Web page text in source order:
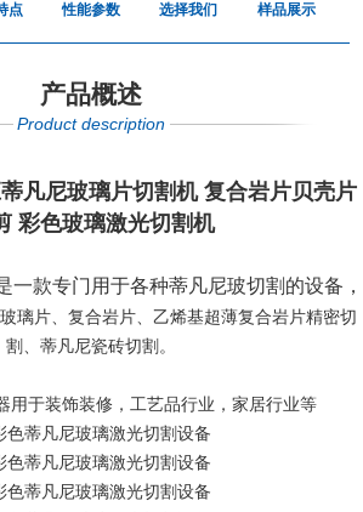
点 性能参数 选择我们 样品展示
产品概述
Product description
凡尼玻璃片切割机 复合岩片贝壳片
彩色玻璃激光切割机
一款专门用于各种蒂凡尼玻切割的设备，
璃片、复合岩片、乙烯基超薄复合岩片精密切
割、蒂凡尼瓷砖切割。
用于装饰装修，工艺品行业，家居行业等